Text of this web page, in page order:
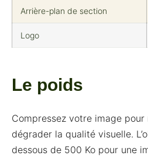
Arrière-plan de section
Logo
Le poids
Compressez votre image
dégrader la qualité visuelle.
dessous de 500 Ko pour une